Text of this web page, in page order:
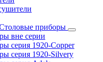
приборы
вне серии
серия 1920-Copper
серия 1920-Silvery